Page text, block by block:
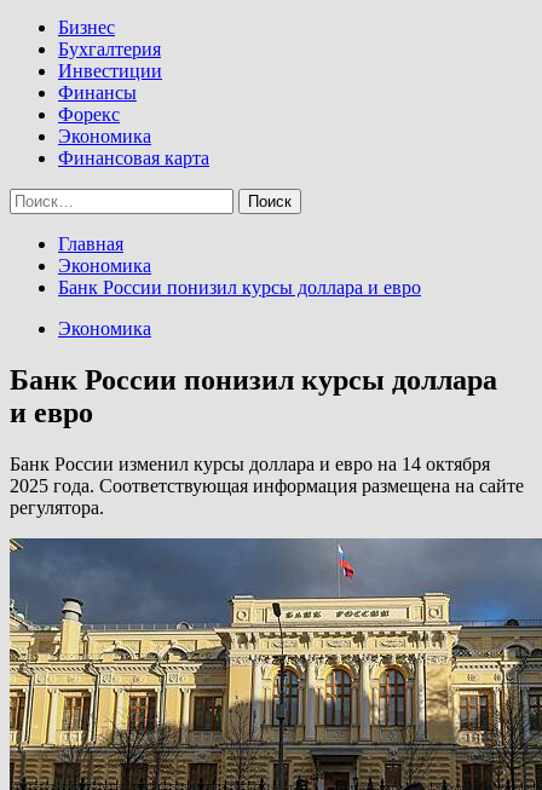
Бизнес
Бухгалтерия
Инвестиции
Финансы
Форекс
Экономика
Финансовая карта
Найти:
Главная
Экономика
Банк России понизил курсы доллара и евро
Экономика
Банк России понизил курсы доллара
и евро
Банк России изменил курсы доллара и евро на 14 октября
2025 года. Соответствующая информация размещена на сайте
регулятора.